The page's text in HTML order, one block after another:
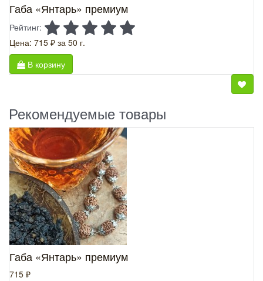
Габа «Янтарь» премиум
Рейтинг:
Цена: 715 ₽ за 50 г.
В корзину
Рекомендуемые товары
Габа «Янтарь» премиум
715 ₽